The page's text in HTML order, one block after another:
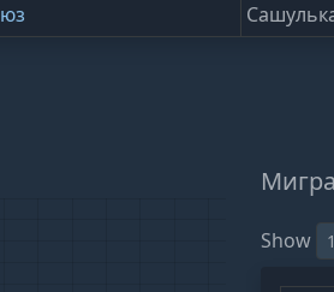
Show